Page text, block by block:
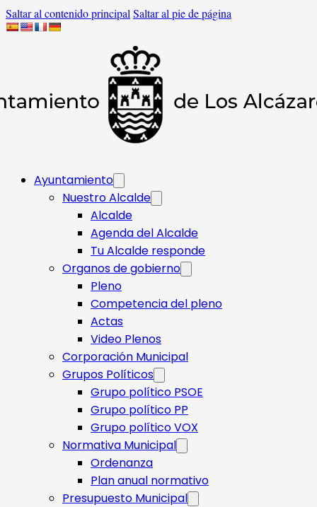
Saltar al contenido principal Saltar al pie de página
Ayuntamiento
Nuestro Alcalde
Alcalde
Agenda del Alcalde
Tu Alcalde responde​
Organos de gobierno
Pleno
Competencia del pleno
Actas
Video Plenos
Corporación Municipal
Grupos Políticos
Grupo político PSOE
Grupo político PP
Grupo político VOX
Normativa Municipal
Ordenanza
Plan anual normativo
Presupuesto Municipal